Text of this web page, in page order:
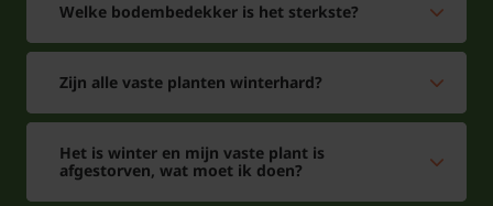
Welke bodembedekker is het sterkste?
Zijn alle vaste planten winterhard?
Het is winter en mijn vaste plant is
afgestorven, wat moet ik doen?